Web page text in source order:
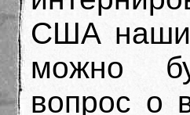
США
можно
вопрос о